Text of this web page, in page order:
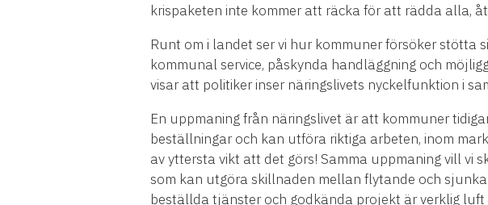
krispaketen inte kommer att räcka för att rädda alla,
Runt om i landet ser vi hur kommuner försöker stötta
kommunal service, påskynda handläggning och
visar att politiker inser näringslivets nyckelfunktion i
En uppmaning från näringslivet är att kommuner
beställningar och kan utföra riktiga arbeten, inom
av yttersta vikt att det görs! Samma uppmaning vill vi
som kan utgöra skillnaden mellan flytande och
beställda tjänster och godkända projekt är verklig